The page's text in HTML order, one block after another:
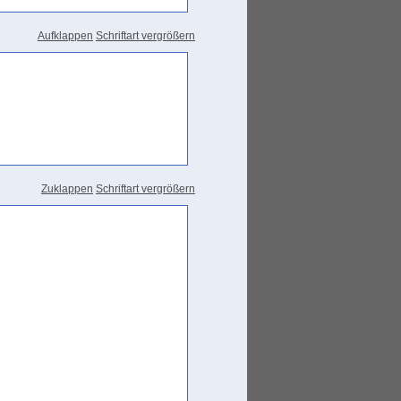
Aufklappen Schriftart vergrößern
Zuklappen Schriftart vergrößern